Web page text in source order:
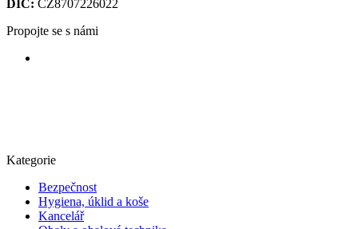
DIČ: CZ8707226022
Propojte se s námi
Kategorie
Bezpečnost
Hygiena, úklid a koše
Kancelář